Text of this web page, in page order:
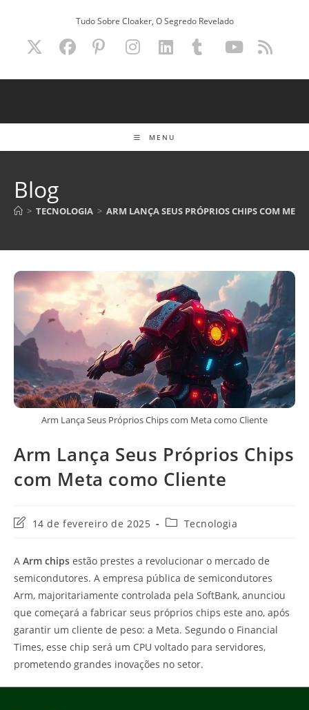
Tudo Sobre Cloaker, O Segredo Revelado
MENU
Blog
> TECNOLOGIA > ARM LANÇA SEUS PRÓPRIOS CHIPS COM
Arm Lança Seus Próprios Chips com Meta como Cliente
Arm Lança Seus Próprios Chips
com Meta como Cliente
Última
post:
14 de fevereiro de 2025
Categoria
Tecnologia
A Arm chips estão prestes a revolucionar o mercado de
semicondutores. A empresa pública de semicondutores
Arm, majoritariamente controlada pela SoftBank, anunciou
que começará a fabricar seus próprios chips este ano, após
garantir um cliente de peso: a Meta. Segundo o Financial
Times, esse chip será um CPU voltado para servidores,
prometendo grandes inovações no setor.